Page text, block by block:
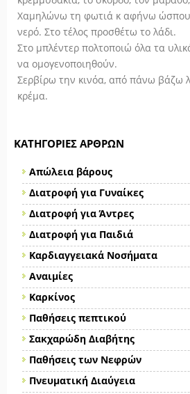
Χαμηλώνω τη φωτιά κ αφήνω ώσπου
νερό. Στο τέλος προσθέτω το λάδι.
Στο μπλέντερ πολτοποιώ όλα τα
να ομογενοποιηθούν.
Σερβίρω την κινόα, από πάνω βάζω
κρέμα.
ΚΑΤΗΓΟΡΊΕΣ ΆΡΘΡΩΝ
Απώλεια βάρους
Διατροφή για Γυναίκες
Διατροφή για Άντρες
Διατροφή για Παιδιά
Καρδιαγγειακά Νοσήματα
Αναιμίες
Καρκίνος
Παθήσεις πεπτικού
Σακχαρώδη Διαβήτης
Παθήσεις των Νεφρών
Πνευματική Διαύγεια